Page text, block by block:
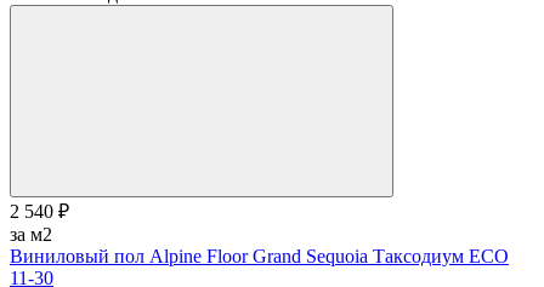
2 540 ₽
за м2
Виниловый пол Alpine Floor Grand Sequoia Таксодиум ECO
11-30